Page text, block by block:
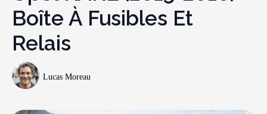
Boîte À Fusibles Et
Relais
Lucas Moreau